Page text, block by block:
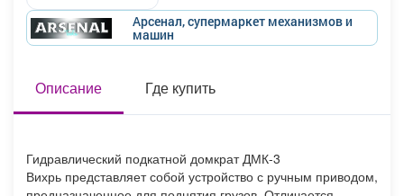
Арсенал, супермаркет механизмов и
машин
Описание Где купить
Гидравлический подкатной домкрат ДМК-3
Вихрь представляет собой устройство с ручным приводом,